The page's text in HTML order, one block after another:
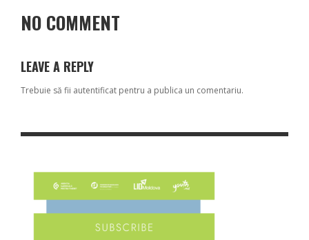
NO COMMENT
LEAVE A REPLY
Trebuie să fii autentificat pentru a publica un comentariu.